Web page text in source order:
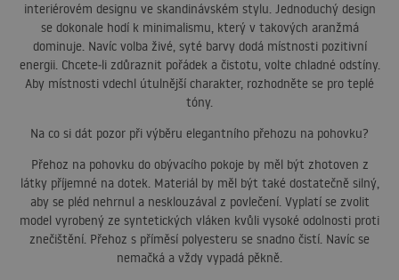
interiérovém designu ve skandinávském stylu. Jednoduchý design
se dokonale hodí k minimalismu, který v takových aranžmá
dominuje. Navíc volba živé, syté barvy dodá místnosti pozitivní
energii. Chcete‑li zdůraznit pořádek a čistotu, volte chladné odstíny.
Aby místnosti vdechl útulnější charakter, rozhodněte se pro teplé
tóny.
Na co si dát pozor při výběru elegantního přehozu na pohovku?
Přehoz na pohovku do obývacího pokoje by měl být zhotoven z
látky příjemné na dotek. Materiál by měl být také dostatečně silný,
aby se pléd nehrnul a nesklouzával z povlečení. Vyplatí se zvolit
model vyrobený ze syntetických vláken kvůli vysoké odolnosti proti
znečištění. Přehoz s příměsí polyesteru se snadno čistí. Navíc se
nemačká a vždy vypadá pěkně.